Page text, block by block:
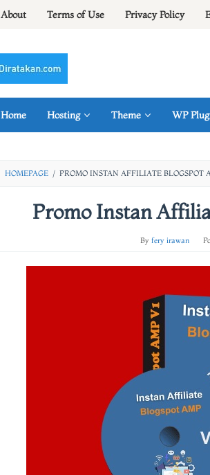
About Terms of Use Privacy Policy
Home Hosting Theme WP
HOMEPAGE / PROMO INSTAN AFFILIATE BLOGSPOT
Promo Instan
By fery irawan